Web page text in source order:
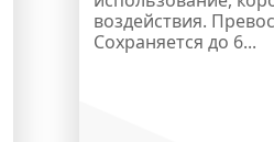
воздействия.
Сохраняется до 6...